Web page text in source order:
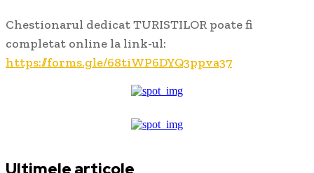
Chestionarul dedicat TURISTILOR poate fi
completat online la link-ul:
https://forms.gle/68tiWP6DYQ3ppva37